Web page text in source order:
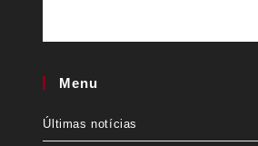
Menu
Últimas notícias